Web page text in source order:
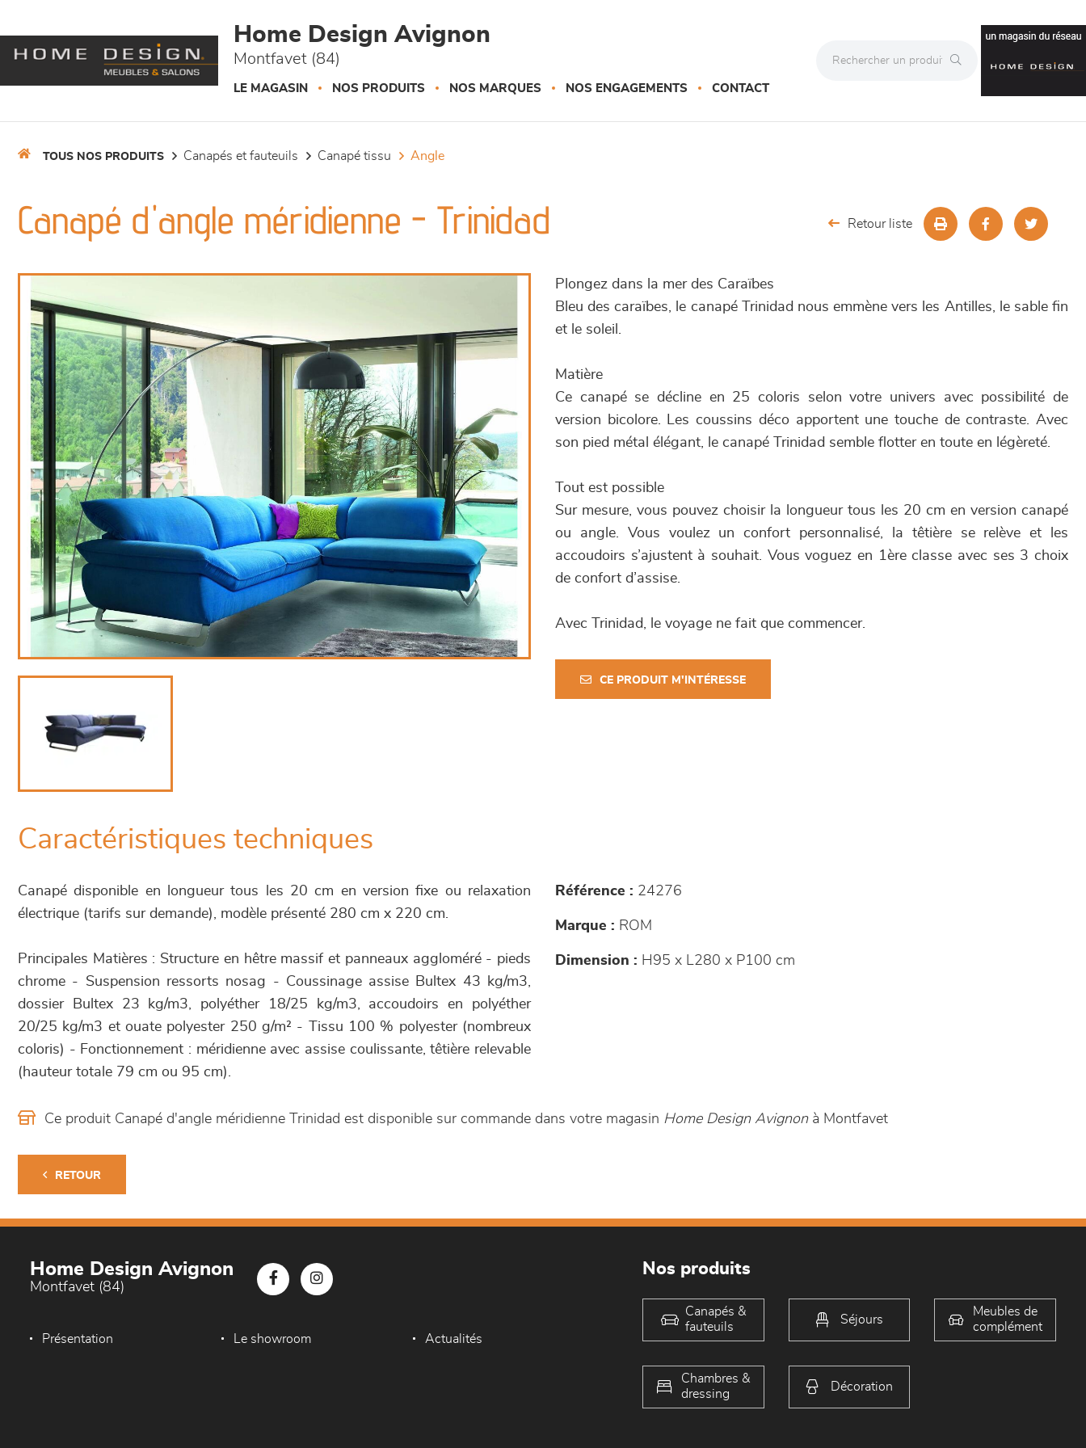
Home Design Avignon
Montfavet (84)
LE MAGASIN NOS PRODUITS NOS MARQUES NOS ENGAGEMENTS CONTACT
TOUS NOS PRODUITS canapés et fauteuils canapé tissu angle
Canapé d'angle méridienne - Trinidad Retour liste
Plongez dans la mer des Caraïbes
Bleu des caraïbes, le canapé Trinidad nous emmène vers les Antilles, le sable fin
et le soleil.
Matière
Ce canapé se décline en 25 coloris selon votre univers avec possibilité de
version bicolore. Les coussins déco apportent une touche de contraste. Avec
son pied métal élégant, le canapé Trinidad semble flotter en toute en légèreté.
Tout est possible
Sur mesure, vous pouvez choisir la longueur tous les 20 cm en version canapé
ou angle. Vous voulez un confort personnalisé, la têtière se relève et les
accoudoirs s’ajustent à souhait. Vous voguez en 1ère classe avec ses 3 choix
de confort d’assise.
Avec Trinidad, le voyage ne fait que commencer.
CE PRODUIT M'INTÉRESSE
Caractéristiques techniques
Canapé disponible en longueur tous les 20 cm en version fixe ou relaxation
électrique (tarifs sur demande), modèle présenté 280 cm x 220 cm.
Principales Matières : Structure en hêtre massif et panneaux aggloméré - pieds
chrome - Suspension ressorts nosag - Coussinage assise Bultex 43 kg/m3,
dossier Bultex 23 kg/m3, polyéther 18/25 kg/m3, accoudoirs en polyéther
20/25 kg/m3 et ouate polyester 250 g/m² - Tissu 100 % polyester (nombreux
coloris) - Fonctionnement : méridienne avec assise coulissante, têtière relevable
(hauteur totale 79 cm ou 95 cm).
Référence : 24276
Marque : ROM
Dimension : H95 x L280 x P100 cm
Ce produit Canapé d'angle méridienne Trinidad est disponible sur commande dans votre magasin Home Design Avignonà Montfavet
RETOUR
Home Design Avignon
Montfavet (84)
Présentation Le showroom Actualités
Nos produits
Canapés &
fauteuils
Séjours
Meubles de
complément
Chambres &
dressing
Décoration